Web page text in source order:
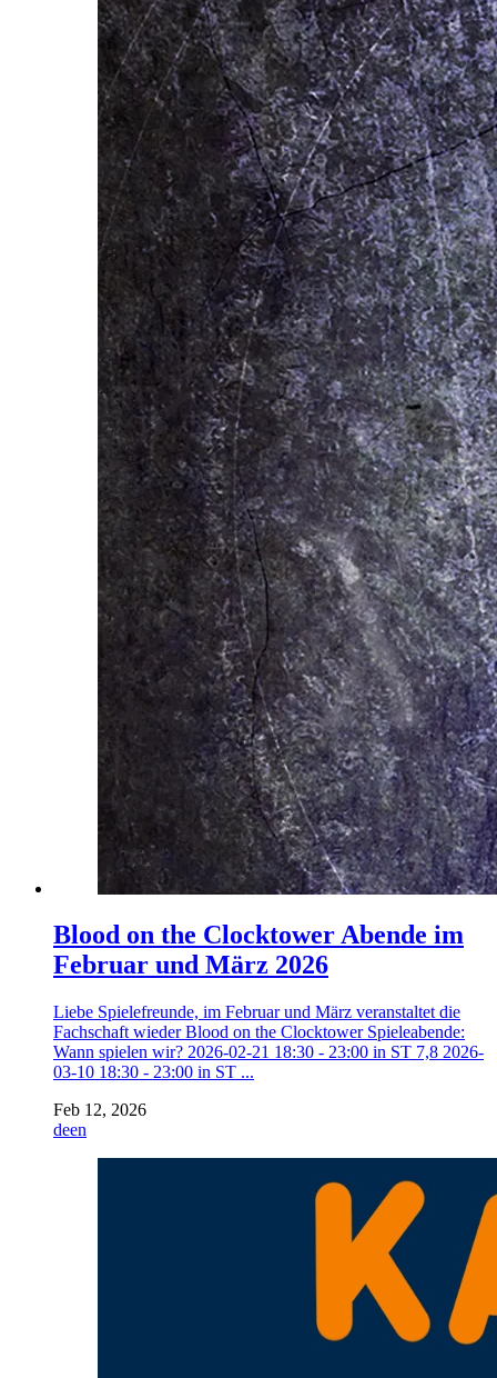
Blood on the Clocktower Abende im
Februar und März 2026
Liebe Spielefreunde, im Februar und März veranstaltet die
Fachschaft wieder Blood on the Clocktower Spieleabende:
Wann spielen wir? 2026-02-21 18:30 - 23:00 in ST 7,8 2026-
03-10 18:30 - 23:00 in ST ...
Feb 12, 2026
deen